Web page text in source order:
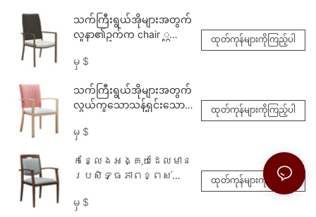
သက်ကြီးရွယ်အိုများအတွက်
လူနာ၏ဥက်က chair ္ဌ
များအားသက်ကြီးရွယ်အိုများ
မှ $
ထုတ်ကုန်များကိုကြည့်ပါ
သက်ကြီးရွယ်အိုများအတွက်
လွယ်ကူသောသန့်ရှင်းသော
ကုလားထိုင်5796 Yumeya
မှ $
ထုတ်ကုန်များကိုကြည့်ပါ
កន្លែងអង្គុយដែលមាន
ប្រសិទ្ធភាពខ្ពស់
ខ្ពស់ <000000>
မှ $
ထုတ်ကုန်များကိုကြည့်ပါ